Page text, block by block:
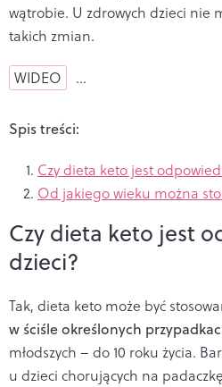
wątrobie. U zdrowych dzieci nie
takich zmian.
WIDEO …
Spis treści:
Czy dieta keto jest
Od jakiego wieku można
Czy dieta keto jest
dzieci?
Tak, dieta keto może być
w ściśle określonych
młodszych – do 10 roku życia.
u dzieci chorujących na